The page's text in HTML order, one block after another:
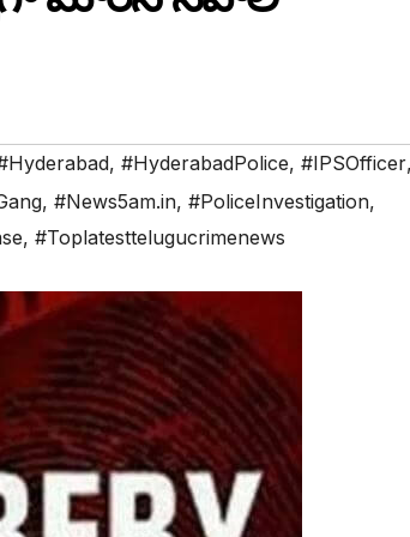
, #HyderabadPolice, #IPSOfficer
, #News5am.in, #PoliceInvestigation,
, #Toplatesttelugucrimenews